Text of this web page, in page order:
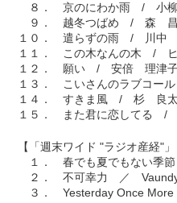
８． 京のにわか雨 / 小
９． 越冬つばめ / 森
１０． 遣らずの雨 / 川中
１１． この木なんの木 /
１２． 願い / 安倍 理津
１３． こいさんのラブコー
１４． すきま風 / 杉 良
１５． また君に恋してる
【「週末ワイド "ラジオ産経"
１． 春でも夏でもない季
２． 不可幸力 ／
３． Yesterday Once